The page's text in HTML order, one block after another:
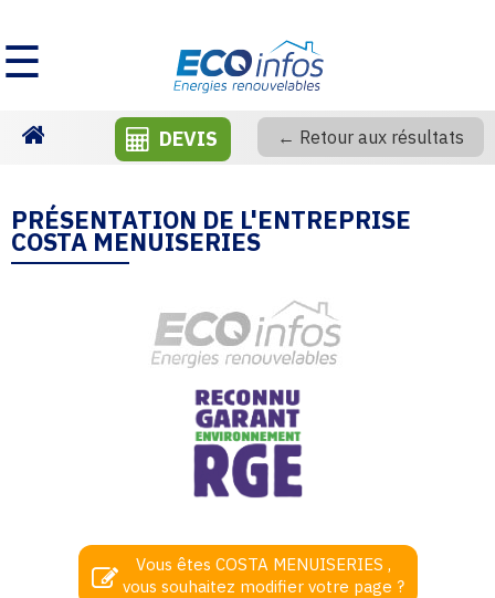
☰
DEVIS ← Retour aux résultats
PRÉSENTATION DE L'ENTREPRISE
COSTA MENUISERIES
Vous êtes COSTA MENUISERIES ,
vous souhaitez modifier votre page ?